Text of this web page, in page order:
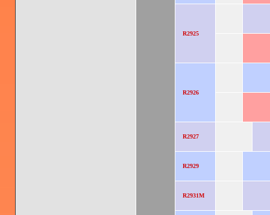
R2925
R2926
R2927
R2929
R2931M